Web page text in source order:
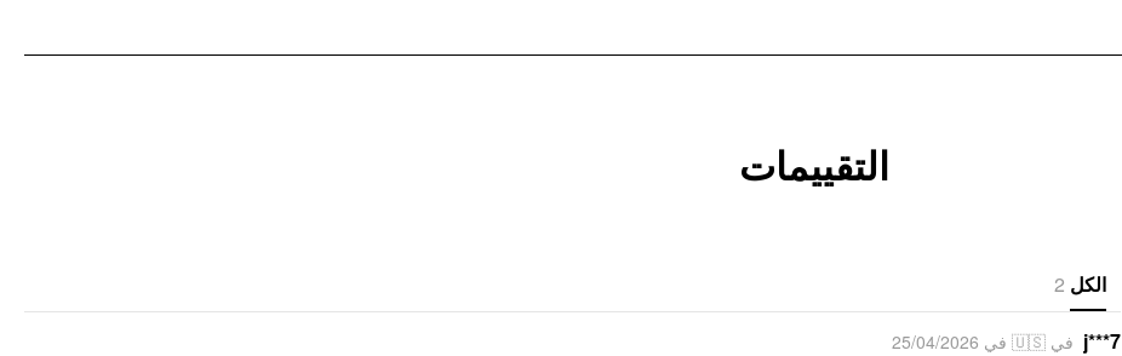
التقييمات
الكل 2
j***7 في 🇺🇸 في 25/04/2026